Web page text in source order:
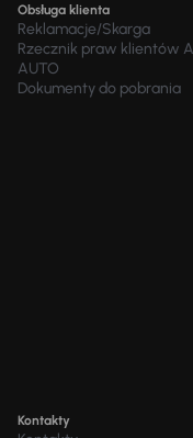
Obsługa klienta
Reklamacje/Skarga
Rzecznik praw klientów
AUTO
Dokumenty do pobrania
Kontakty